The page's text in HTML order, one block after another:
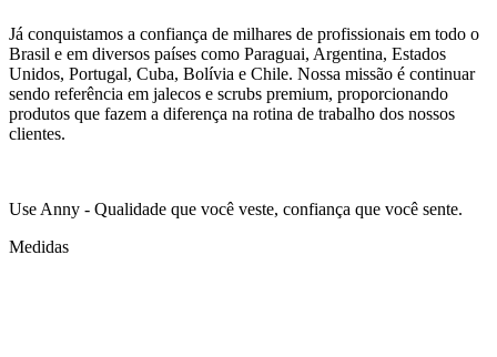
Já conquistamos a confiança de milhares de profissionais em todo o
Brasil e em diversos países como Paraguai, Argentina, Estados
Unidos, Portugal, Cuba, Bolívia e Chile. Nossa missão é continuar
sendo referência em jalecos e scrubs premium, proporcionando
produtos que fazem a diferença na rotina de trabalho dos nossos
clientes.
Use Anny - Qualidade que você veste, confiança que você sente.
Medidas